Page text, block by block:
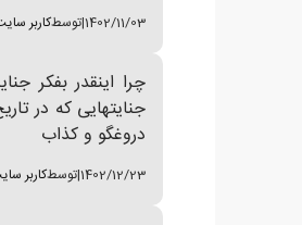
1402/11/03
|توسطکاربر
چرا اینقدر بفکر
جنایتهایی که در
دروغگو و کذاب
1402/12/23
|توسطکاربر